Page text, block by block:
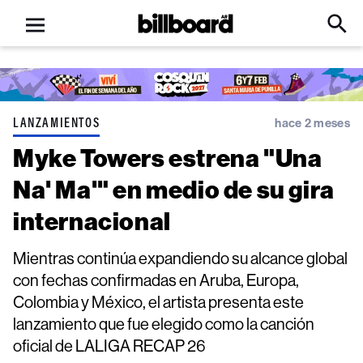
Open
menu
Billboard
Click
Input
LANZAMIENTOS hace 2 meses
Myke Towers estrena "Una
Na' Ma'" en medio de su gira
internacional
Mientras continúa expandiendo su alcance global
con fechas confirmadas en Aruba, Europa,
Colombia y México, el artista presenta este
lanzamiento que fue elegido como la canción
oficial de LALIGA RECAP 26